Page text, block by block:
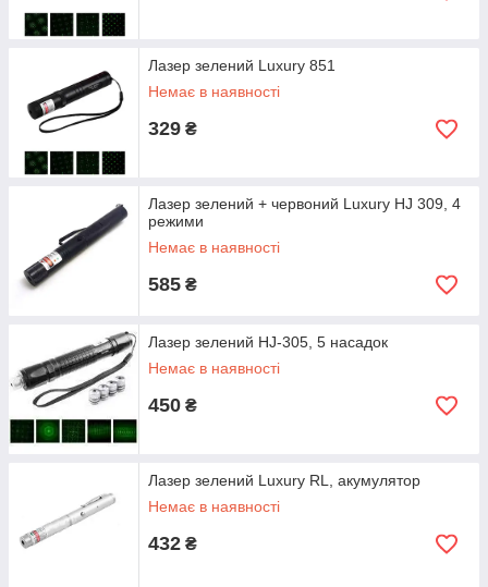
Лазер зелений Luxury 851
Немає в наявності
329 ₴
Лазер зелений + червоний Luxury HJ 309, 4
режими
Немає в наявності
585 ₴
Лазер зелений HJ-305, 5 насадок
Немає в наявності
450 ₴
Лазер зелений Luxury RL, акумулятор
Немає в наявності
432 ₴